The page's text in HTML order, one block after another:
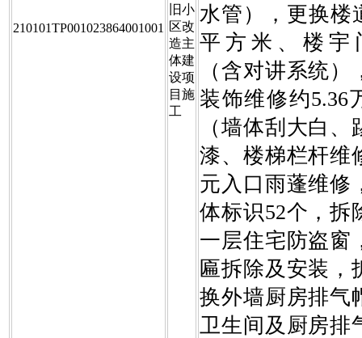
210101TP001023864001001
旧小
区改
造主
体建
设项
目施
工
水管），更换楼
平方米、楼宇
（含对讲系统）
装饰维修约5.36
（墙体刮大白、
漆、楼梯栏杆维
元入口雨蓬维修
体标识52个，拆
一层住宅防盗窗
匾拆除及安装，
换外墙厨房排气
卫生间及厨房排